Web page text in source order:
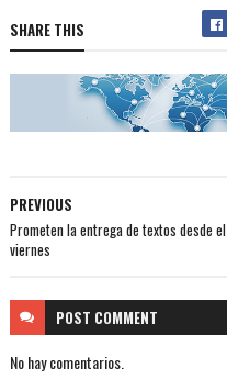
SHARE THIS
PREVIOUS
Prometen la entrega de textos desde el
viernes
POST COMMENT
No hay comentarios.